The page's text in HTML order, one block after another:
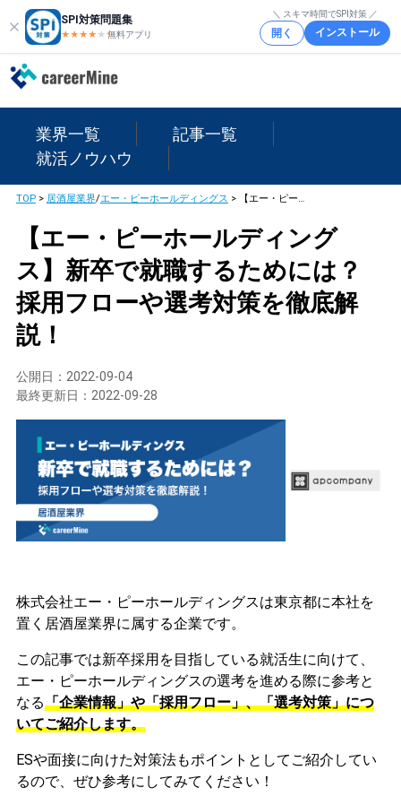
SPI対策問題集
★★★★ ★★
無料アプリ
＼ スキマ時間でSPI対策 ／
開く インストール
業界一覧
記事一覧
就活ノウハウ
TOP> 居酒屋業界/エー・ピーホールディングス > 【エー・ピーホールディングス】新卒で就職するためには？採用フローや選考対策を徹底解説！
【エー・ピーホールディング
ス】新卒で就職するためには？
採用フローや選考対策を徹底解
説！
公開日： 2022-09-04
最終更新日： 2022-09-28
株式会社エー・ピーホールディングスは東京都に本社を
置く居酒屋業界に属する企業です。
この記事では新卒採用を目指している就活生に向けて、
エー・ピーホールディングスの選考を進める際に参考と
なる「企業情報」や「採用フロー」、「選考対策」につ
いてご紹介します。
ESや面接に向けた対策法もポイントとしてご紹介してい
るので、ぜひ参考にしてみてください！